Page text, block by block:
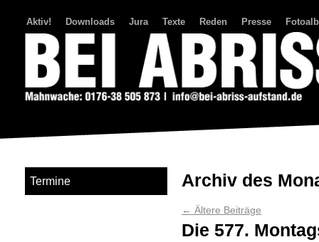
Aktiv! Downloads Jura Texte Reden Presse
Archiv des
← Ältere Beiträge
Die 577.
Termine